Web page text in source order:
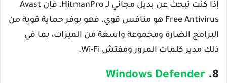
إذا كنت تبحث عن بديل مجاني لـ HitmanPro، فإن Avast
Free Antivirus هو منافس قوي. فهو يوفر حماية قوية من
البرامج الضارة ومجموعة واسعة من الميزات، بما في
ذلك مدير كلمات المرور ومفتش Wi-Fi.
8.
Windows Defender